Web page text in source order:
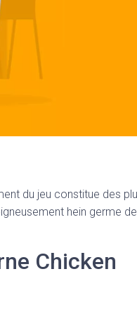
du jeu constitue des
hein germe
Chicken